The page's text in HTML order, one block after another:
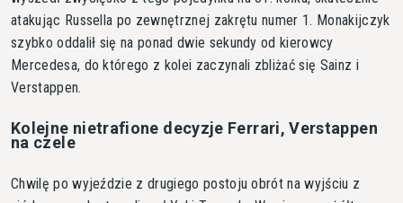
atakując Russella po zewnętrznej zakrętu numer 1. Monakijczyk
szybko oddalił się na ponad dwie sekundy od kierowcy
Mercedesa, do którego z kolei zaczynali zbliżać się Sainz i
Verstappen.
Kolejne nietrafione decyzje Ferrari, Verstappen
na czele
Chwilę po wyjeździe z drugiego postoju obrót na wyjściu z